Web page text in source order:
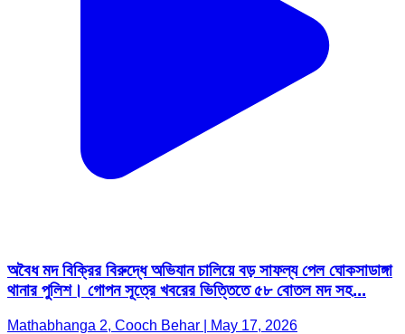
অবৈধ মদ বিক্রির বিরুদ্ধে অভিযান চালিয়ে বড় সাফল্য পেল ঘোকসাডাঙ্গা
থানার পুলিশ। গোপন সূত্রে খবরের ভিত্তিতে ৫৮ বোতল মদ সহ...
Mathabhanga 2, Cooch Behar | May 17, 2026